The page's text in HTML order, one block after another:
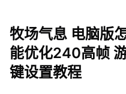
牧场气息 电脑版
能优化240高帧
键设置教程